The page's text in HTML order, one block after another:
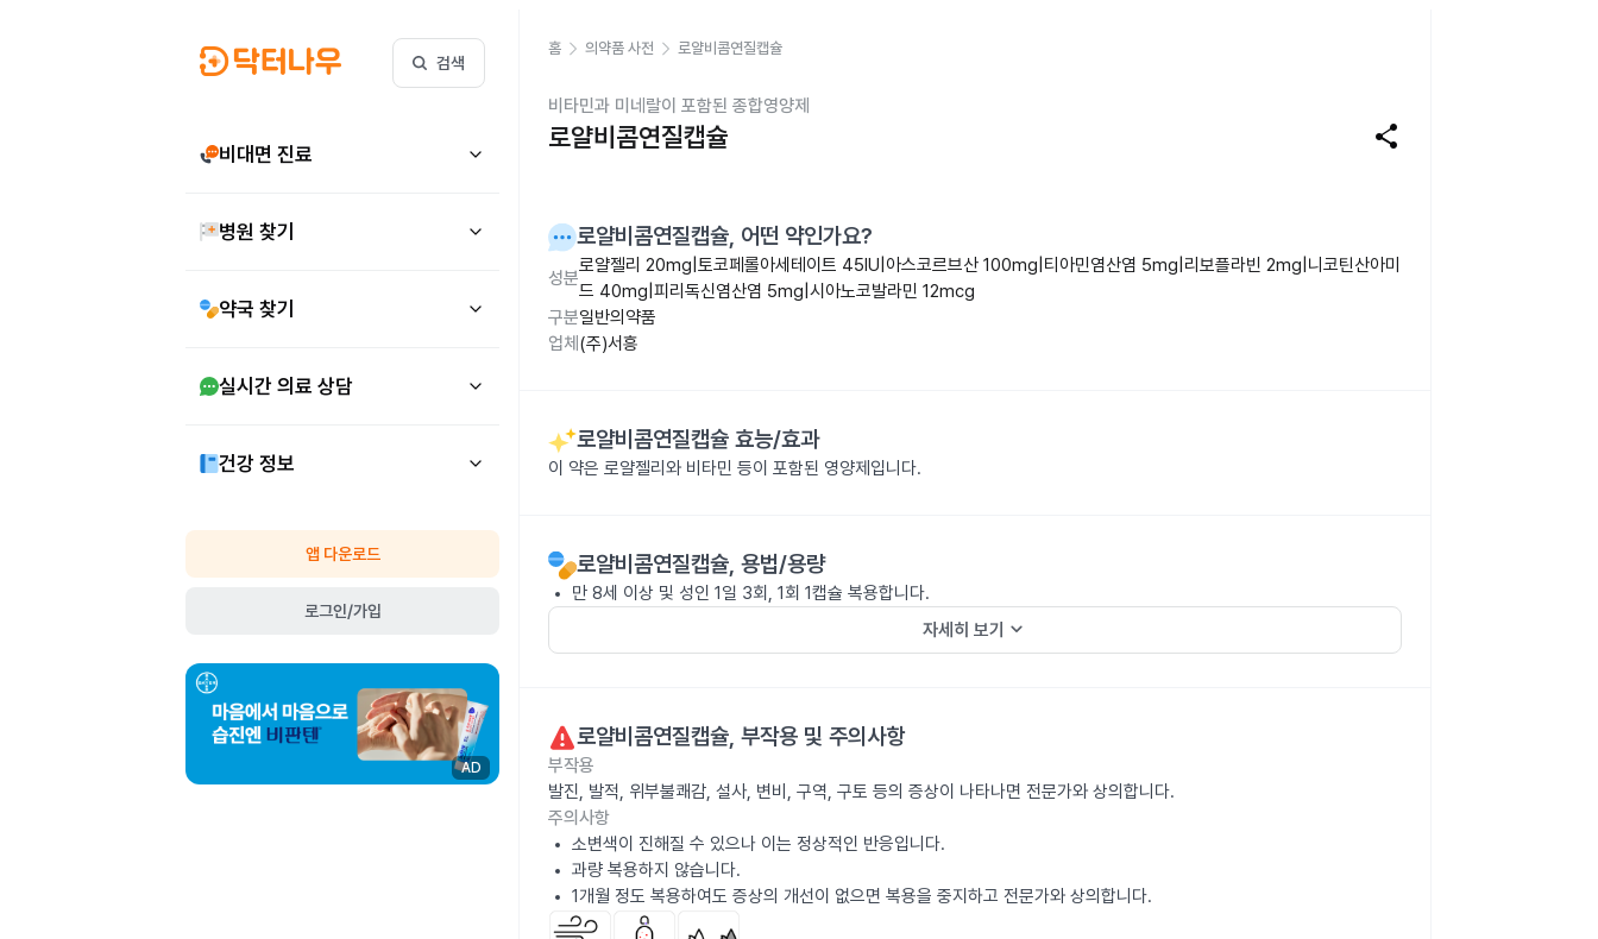
검색
비대면 진료
병원 찾기
약국 찾기
실시간 의료 상담
건강 정보
앱 다운로드
로그인/가입
AD
홈 의약품 사전 로얄비콤연질캡슐
비타민과 미네랄이 포함된 종합영양제
로얄비콤연질캡슐 share
로얄비콤연질캡슐, 어떤 약인가요?
성분
로얄젤리 20mg|토코페롤아세테이트 45IU|아스코르브산 100mg|티아민염산염 5mg|리보플라빈 2mg|니코틴산아미
드 40mg|피리독신염산염 5mg|시아노코발라민 12mcg
구분일반의약품
업체 (주)서흥
로얄비콤연질캡슐 효능/효과
이 약은 로얄젤리와 비타민 등이 포함된 영양제입니다.
로얄비콤연질캡슐, 용법/용량
만 8세 이상 및 성인 1일 3회, 1회 1캡슐 복용합니다.
자세히 보기 keyboard_arrow_down
로얄비콤연질캡슐, 부작용 및 주의사항
부작용
발진, 발적, 위부불쾌감, 설사, 변비, 구역, 구토 등의 증상이 나타나면 전문가와 상의합니다.
주의사항
소변색이 진해질 수 있으나 이는 정상적인 반응입니다.
과량 복용하지 않습니다.
1개월 정도 복용하여도 증상의 개선이 없으면 복용을 중지하고 전문가와 상의합니다.